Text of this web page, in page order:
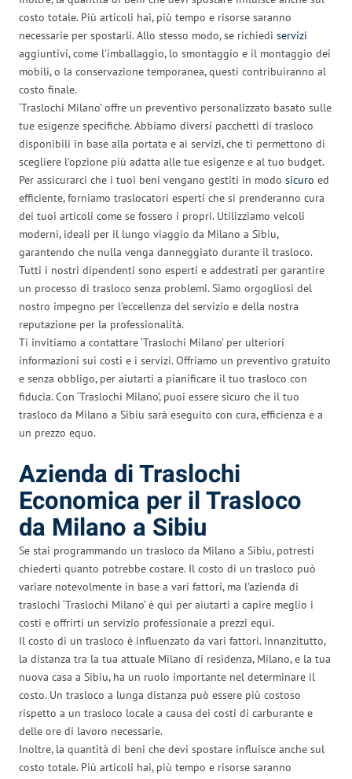
costo totale. Più articoli hai, più tempo e risorse saranno
necessarie per spostarli. Allo stesso modo, se richiedi servizi
aggiuntivi, come l’imballaggio, lo smontaggio e il montaggio dei
mobili, o la conservazione temporanea, questi contribuiranno al
costo finale.
‘Traslochi Milano’ offre un preventivo personalizzato basato sulle
tue esigenze specifiche. Abbiamo diversi pacchetti di trasloco
disponibili in base alla portata e ai servizi, che ti permettono di
scegliere l’opzione più adatta alle tue esigenze e al tuo budget.
Per assicurarci che i tuoi beni vengano gestiti in modo sicuro ed
efficiente, forniamo traslocatori esperti che si prenderanno cura
dei tuoi articoli come se fossero i propri. Utilizziamo veicoli
moderni, ideali per il lungo viaggio da Milano a Sibiu,
garantendo che nulla venga danneggiato durante il trasloco.
Tutti i nostri dipendenti sono esperti e addestrati per garantire
un processo di trasloco senza problemi. Siamo orgogliosi del
nostro impegno per l’eccellenza del servizio e della nostra
reputazione per la professionalità.
Ti invitiamo a contattare ‘Traslochi Milano’ per ulteriori
informazioni sui costi e i servizi. Offriamo un preventivo gratuito
e senza obbligo, per aiutarti a pianificare il tuo trasloco con
fiducia. Con ‘Traslochi Milano’, puoi essere sicuro che il tuo
trasloco da Milano a Sibiu sarà eseguito con cura, efficienza e a
un prezzo equo.
Azienda di Traslochi
Economica per il Trasloco
da Milano a Sibiu
Se stai programmando un trasloco da Milano a Sibiu, potresti
chiederti quanto potrebbe costare. Il costo di un trasloco può
variare notevolmente in base a vari fattori, ma l’azienda di
traslochi ‘Traslochi Milano’ è qui per aiutarti a capire meglio i
costi e offrirti un servizio professionale a prezzi equi.
Il costo di un trasloco è influenzato da vari fattori. Innanzitutto,
la distanza tra la tua attuale Milano di residenza, Milano, e la tua
nuova casa a Sibiu, ha un ruolo importante nel determinare il
costo. Un trasloco a lunga distanza può essere più costoso
rispetto a un trasloco locale a causa dei costi di carburante e
delle ore di lavoro necessarie.
Inoltre, la quantità di beni che devi spostare influisce anche sul
costo totale. Più articoli hai, più tempo e risorse saranno